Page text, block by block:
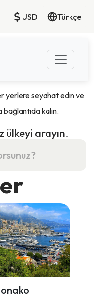
USD Türkçe
yerlere seyahat edin ve
kalın.
arayın.